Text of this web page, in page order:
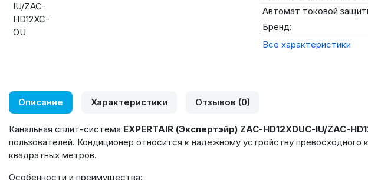
Автомат токовой
Бренд:
Все характеристики
Описание Характеристики Отзывов (0)
Канальная сплит-система EXPERTAIR (Экспертэйр) ZAC-HD12XDUC-IU/ZAC-
пользователей. Кондиционер относится к надежному устройству
квадратных метров.
Особенности и преимущества: